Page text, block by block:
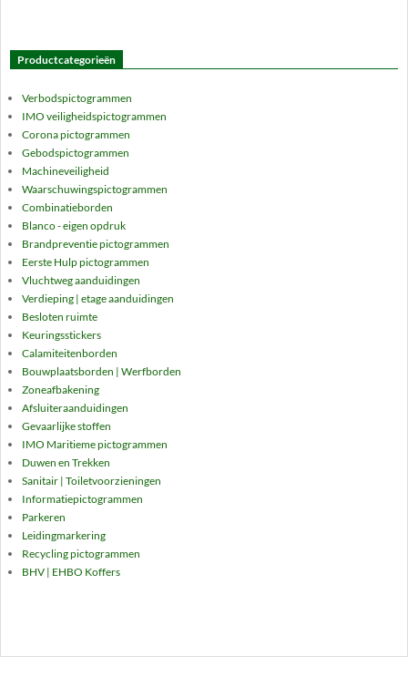
optie
productpagina
Productcategorieën
Verbodspictogrammen
IMO veiligheidspictogrammen
Corona pictogrammen
Gebodspictogrammen
Machineveiligheid
Waarschuwingspictogrammen
Combinatieborden
Blanco - eigen opdruk
Brandpreventie pictogrammen
Eerste Hulp pictogrammen
Vluchtweg aanduidingen
Verdieping | etage aanduidingen
Besloten ruimte
Keuringsstickers
Calamiteitenborden
Bouwplaatsborden | Werfborden
Zoneafbakening
Afsluiteraanduidingen
Gevaarlijke stoffen
IMO Maritieme pictogrammen
Duwen en Trekken
Sanitair | Toiletvoorzieningen
Informatiepictogrammen
Parkeren
Leidingmarkering
Recycling pictogrammen
BHV | EHBO Koffers